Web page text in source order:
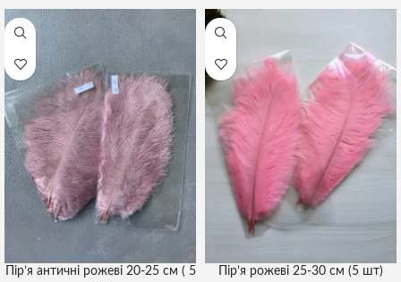
Пір’я античні рожеві 20-25 см ( 5
Пір’я рожеві 25-30 см (5 шт)